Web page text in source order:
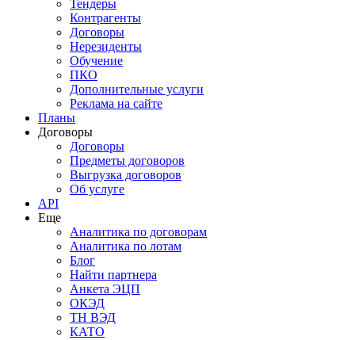
Тендеры
Контрагенты
Договоры
Нерезиденты
Обучение
ПКО
Дополнительные услуги
Реклама на сайте
Планы
Договоры
Договоры
Предметы договоров
Выгрузка договоров
Об услуге
API
Еще
Аналитика по договорам
Аналитика по лотам
Блог
Найти партнера
Анкета ЭЦП
ОКЭД
ТН ВЭД
КАТО